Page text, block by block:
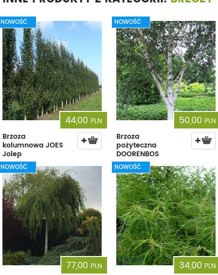
NOWOŚĆ
44,00 PLN
Brzoza
kolumnowa JOES
Jolep
NOWOŚĆ
50,00 PLN
Brzoza
pożyteczna
DOORENBOS
NOWOŚĆ
77,00 PLN
NOWOŚĆ
34,00 PLN